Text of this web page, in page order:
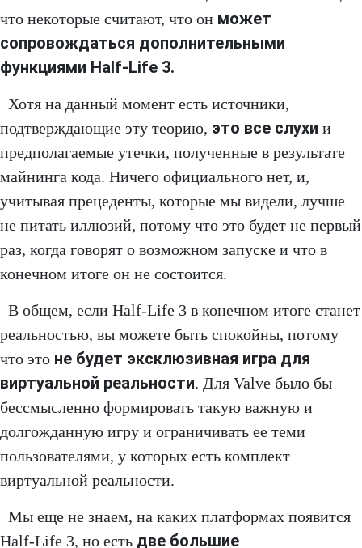
что некоторые считают, что он может
сопровождаться дополнительными
функциями Half-Life 3.
Хотя на данный момент есть источники,
подтверждающие эту теорию, это все слухи и
предполагаемые утечки, полученные в результате
майнинга кода. Ничего официального нет, и,
учитывая прецеденты, которые мы видели, лучше
не питать иллюзий, потому что это будет не первый
раз, когда говорят о возможном запуске и что в
конечном итоге он не состоится.
В общем, если Half-Life 3 в конечном итоге станет
реальностью, вы можете быть спокойны, потому
что это не будет эксклюзивная игра для
виртуальной реальности. Для Valve было бы
бессмысленно формировать такую важную и
долгожданную игру и ограничивать ее теми
пользователями, у которых есть комплект
виртуальной реальности.
Мы еще не знаем, на каких платформах появится
Half-Life 3, но есть две большие